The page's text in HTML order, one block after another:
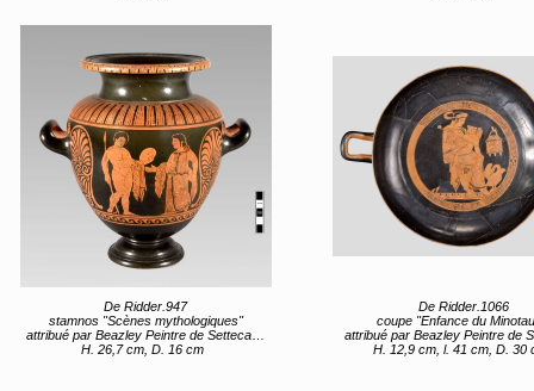
De Ridder.947
stamnos "Scènes mythologiques"
attribué par Beazley Peintre de Settecamini (attribué) Italie, Latium, Vulci (lieu de création) 1ère moitié 4e siècle av JC
H. 26,7 cm, D. 16 cm
De Ridder.1066
coupe "Enfance du
attribué par Beazley Peintre de Settecamini (attribué) entre 375 av
H. 12,9 cm, l. 41 cm, D. 30